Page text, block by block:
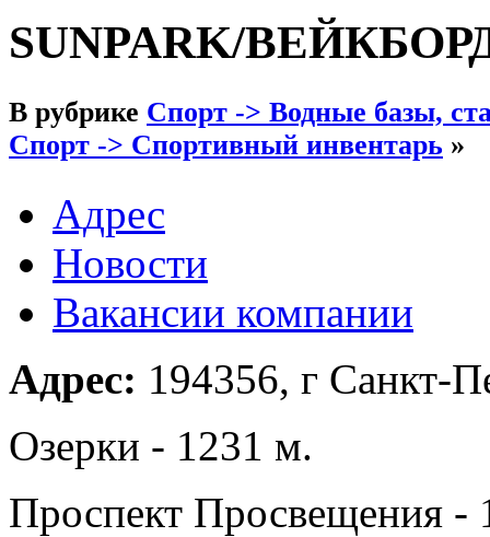
SUNPARK/
В рубрике Спорт -> Водные базы,
Спорт -> Спортивный инвентарь »
Адрес
Новости
Вакансии компании
Адрес: 194356, г Санкт-
Озерки - 1231 м.
Проспект Просвещения -